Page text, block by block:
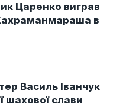
Царенко виграв
в
Василь Іванчук
шахової слави